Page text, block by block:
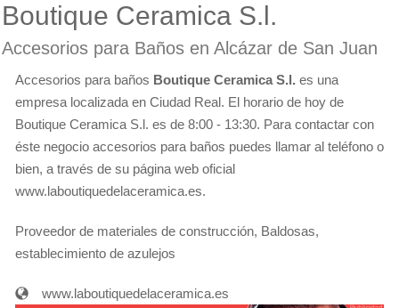
Boutique Ceramica S.l.
Accesorios para Baños en Alcázar de San Juan
Accesorios para baños Boutique Ceramica S.l. es una
empresa localizada en Ciudad Real. El horario de hoy de
Boutique Ceramica S.l. es de 8:00 - 13:30. Para contactar con
éste negocio accesorios para baños puedes llamar al teléfono o
bien, a través de su página web oficial
www.laboutiquedelaceramica.es.
Proveedor de materiales de construcción, Baldosas,
establecimiento de azulejos
www.laboutiquedelaceramica.es